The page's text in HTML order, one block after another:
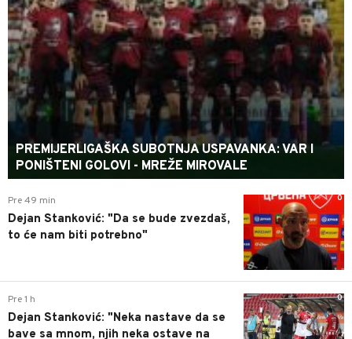
PREMIJERLIGAŠKA SUBOTNJA USPAVANKA: VAR I
PONIŠTENI GOLOVI - MREŽE MIROVALE
0
Pre 49 min
Dejan Stanković: "Da se bude zvezdaš,
to će nam biti potrebno"
0
Pre 1 h
Dejan Stanković: "Neka nastave da se
bave sa mnom, njih neka ostave na